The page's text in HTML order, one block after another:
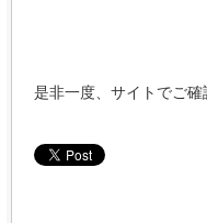
是非一度、サイトでご確